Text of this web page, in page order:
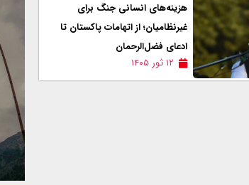
هزینه‌های انسانی جنگ برای
غیرنظامیان؛ از اتهامات پاکستان تا
ادعای فضل‌الرحمان
۱۲ ثور ۱۴۰۵